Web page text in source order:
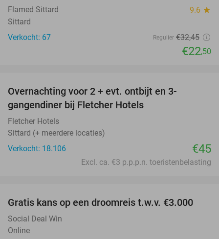
Flamed Sittard 9.6 star
Sittard
Verkocht: 67
Regulier €32,45
€22,50
Overnachting voor 2 + evt. ontbijt en 3-
gangendiner bij Fletcher Hotels
Fletcher Hotels
Sittard (+ meerdere locaties)
Verkocht: 18.106
€45
Excl. ca. €3 p.p.p.n. toeristenbelasting
Gratis kans op een droomreis t.w.v. €3.000
Social Deal Win
Online